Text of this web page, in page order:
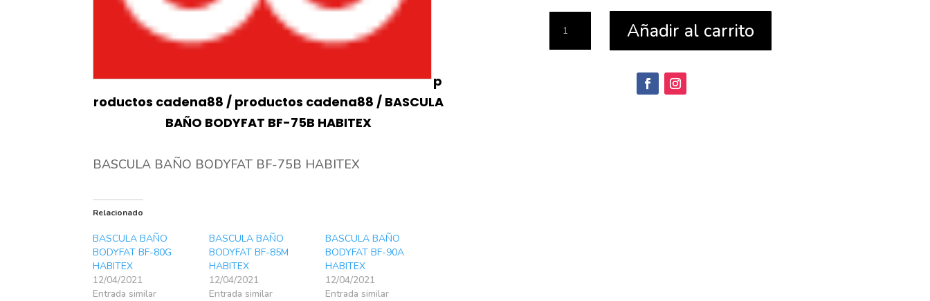
p
roductos cadena88 / productos cadena88 / BASCULA
BAÑO BODYFAT BF-75B HABITEX
BASCULA BAÑO BODYFAT BF-75B HABITEX
Relacionado
BASCULA BAÑO
BODYFAT BF-80G
HABITEX
12/04/2021
Entrada similar
BASCULA BAÑO
BODYFAT BF-85M
HABITEX
12/04/2021
Entrada similar
BASCULA BAÑO
BODYFAT BF-90A
HABITEX
12/04/2021
Entrada similar
Añadir al carrito